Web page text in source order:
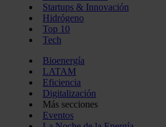
Startups & Innovación
Hidrógeno
Top 10
Tech
Bioenergía
LATAM
Eficiencia
Digitalización
Más secciones
Eventos